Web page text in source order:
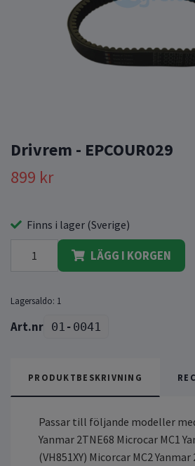
Drivrem - EPCOUR029
899 kr
Finns i lager (Sverige)
LÄGG I KORGEN
Lagersaldo: 1
01-0041
PRODUKTBESKRIVNING
Passar till följande modeller
Yanmar 2TNE68 Microcar MC1
(VH851XY) Micorcar MC2 Yanmar